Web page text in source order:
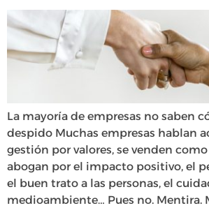
La mayoría de empresas no saben
despido Muchas empresas hablan
gestión por valores, se venden
abogan por el impacto positivo, el
el buen trato a las personas, el
medioambiente… Pues no. Mentira.